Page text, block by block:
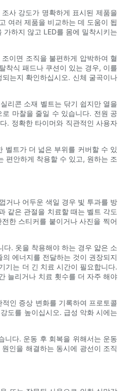
사 강도가 명확하게 표시된 제품을
여러 제품을 비교하는 데 도움이 됩
하지 않고 LED를 몸에 밀착시키는
이면 조직을 불편하게 압박하여 혈
착식 패드나 쿠션이 있는 경우, 이를
는지 확인하십시오. 신체 굴곡이나
리콘 소재 벨트는 닦기 쉽지만 열을
마찰을 줄일 수 있습니다. 전원 공
. 정확한 타이머와 직관적인 사용자
벨트가 더 넓은 부위를 커버할 수 있
편안하게 착용할 수 있고, 원하는 조
거나 어두운 색일 경우 빛 투과를 방
같은 관절을 치료할 때는 벨트 각도
한 스티커를 붙이거나 사진을 찍어
. 옷을 착용해야 하는 경우 얇은 소
에너지를 전달하는 것이 권장되지
기는 더 긴 치료 시간이 필요합니다.
늘리거나 치료 횟수를 더 자주 해야
인 증상 변화를 기록하여 프로토콜
도를 높이십시오. 급성 악화 시에는
니다. 운동 후 회복을 위해서는 운동
인을 해결하는 동시에 광선이 조직